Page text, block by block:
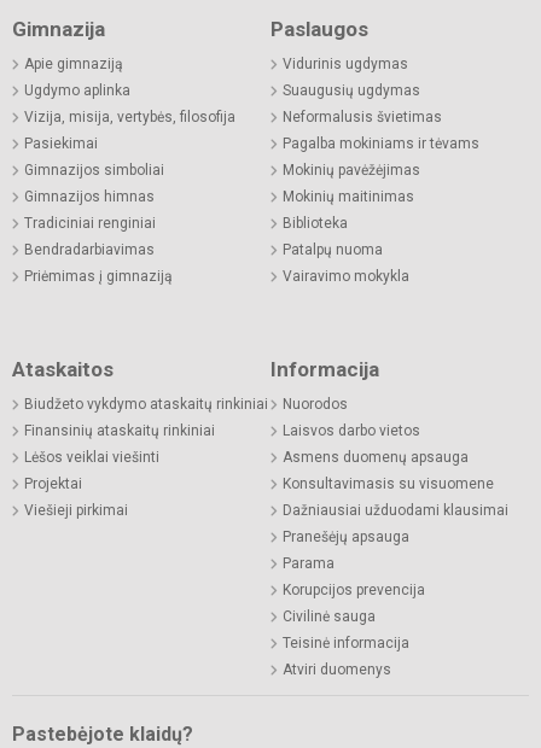
Gimnazija
Apie gimnaziją
Ugdymo aplinka
Vizija, misija, vertybės, filosofija
Pasiekimai
Gimnazijos simboliai
Gimnazijos himnas
Tradiciniai renginiai
Bendradarbiavimas
Priėmimas į gimnaziją
Paslaugos
Vidurinis ugdymas
Suaugusių ugdymas
Neformalusis švietimas
Pagalba mokiniams ir tėvams
Mokinių pavėžėjimas
Mokinių maitinimas
Biblioteka
Patalpų nuoma
Vairavimo mokykla
Ataskaitos
Biudžeto vykdymo ataskaitų rinkiniai
Finansinių ataskaitų rinkiniai
Lėšos veiklai viešinti
Projektai
Viešieji pirkimai
Informacija
Nuorodos
Laisvos darbo vietos
Asmens duomenų apsauga
Konsultavimasis su visuomene
Dažniausiai užduodami klausimai
Pranešėjų apsauga
Parama
Korupcijos prevencija
Civilinė sauga
Teisinė informacija
Atviri duomenys
Pastebėjote klaidų?